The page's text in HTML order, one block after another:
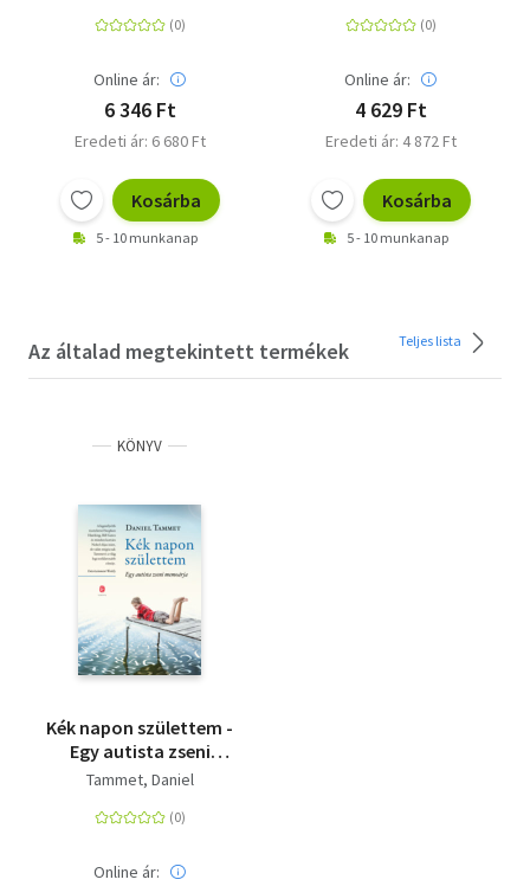
Online ár:
6 346 Ft
Eredeti ár: 6 680 Ft
Kosárba
5 - 10 munkanap
Online ár:
4 629 Ft
Eredeti ár: 4 872 Ft
Kosárba
5 - 10 munkanap
Az általad megtekintett termékek Teljes lista
KÖNYV
Kék napon születtem -
Egy autista zseni
memoárja
Tammet, Daniel
Online ár: